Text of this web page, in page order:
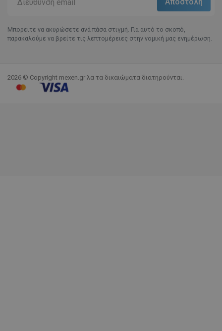
Μπορείτε να ακυρώσετε ανά πάσα στιγμή. Για αυτό το σκοπό,
παρακαλούμε να βρείτε τις λεπτομέρειες στην νομική μας ενημέρωση.
2026 © Copyright mexen.gr λα τα δικαιώματα διατηρούνται.